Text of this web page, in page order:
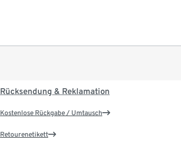
Rücksendung & Reklamation
Kostenlose Rückgabe / Umtausch
Retourenetikett